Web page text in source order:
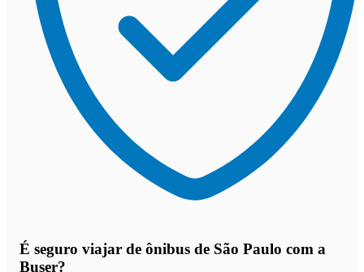
É seguro viajar de ônibus de São Paulo com a
Buser?